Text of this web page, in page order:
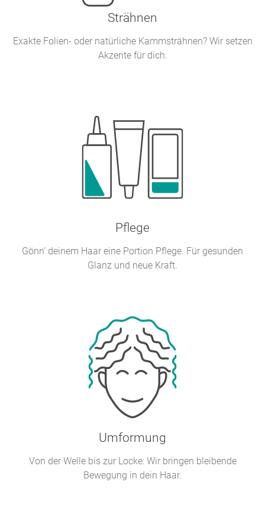
Strähnen
Exakte Folien- oder natürliche Kammsträhnen? Wir setzen
Akzente für dich.
Pflege
Gönn’ deinem Haar eine Portion Pflege. Für gesunden
Glanz und neue Kraft.
Umformung
Von der Welle bis zur Locke: Wir bringen bleibende
Bewegung in dein Haar.